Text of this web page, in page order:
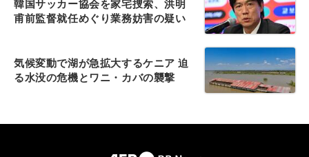
韓国サッカー協会を家宅捜索、洪明
甫前監督就任めぐり業務妨害の疑い
気候変動で湖が急拡大するケニア 迫
る水没の危機とワニ・カバの襲撃